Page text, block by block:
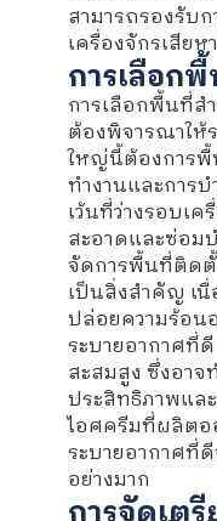
สามารถรองรับก
เครื่องจักรเสีย
การเลือก
การเลือกพื้นที่ส
ต้องพิจารณาให้
ใหญ่นี้ต้องการพื้
ทำงานและการ
เว้นที่ว่างรอบเค
สะอาดและซ่อม
จัดการพื้นที่ติดตั้
เป็นสิ่งสำคัญ เนื่
ปล่อยความร้อน
ระบายอากาศที่
สะสมสูง ซึ่งอาจ
ประสิทธิภาพแ
ไอศครีมที่ผลิตอ
ระบายอากาศที่
อย่างมาก